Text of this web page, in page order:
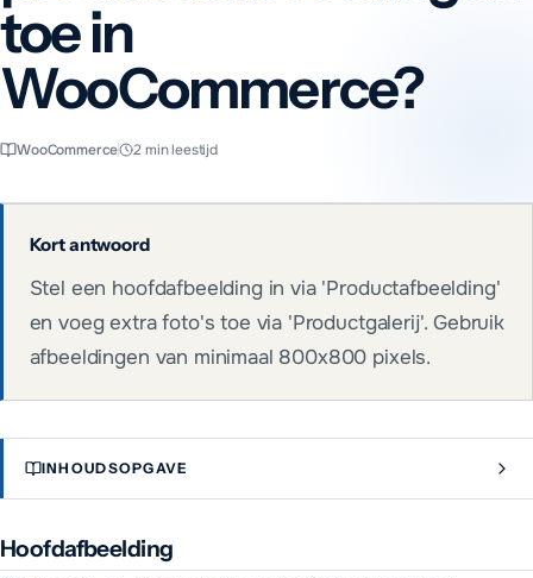
toe in
WooCommerce?
WooCommerce 2min leestijd
Kort antwoord
Stel een hoofdafbeelding in via 'Productafbeelding'
en voeg extra foto's toe via 'Productgalerij'. Gebruik
afbeeldingen van minimaal 800x800 pixels.
INHOUDSOPGAVE
Hoofdafbeelding